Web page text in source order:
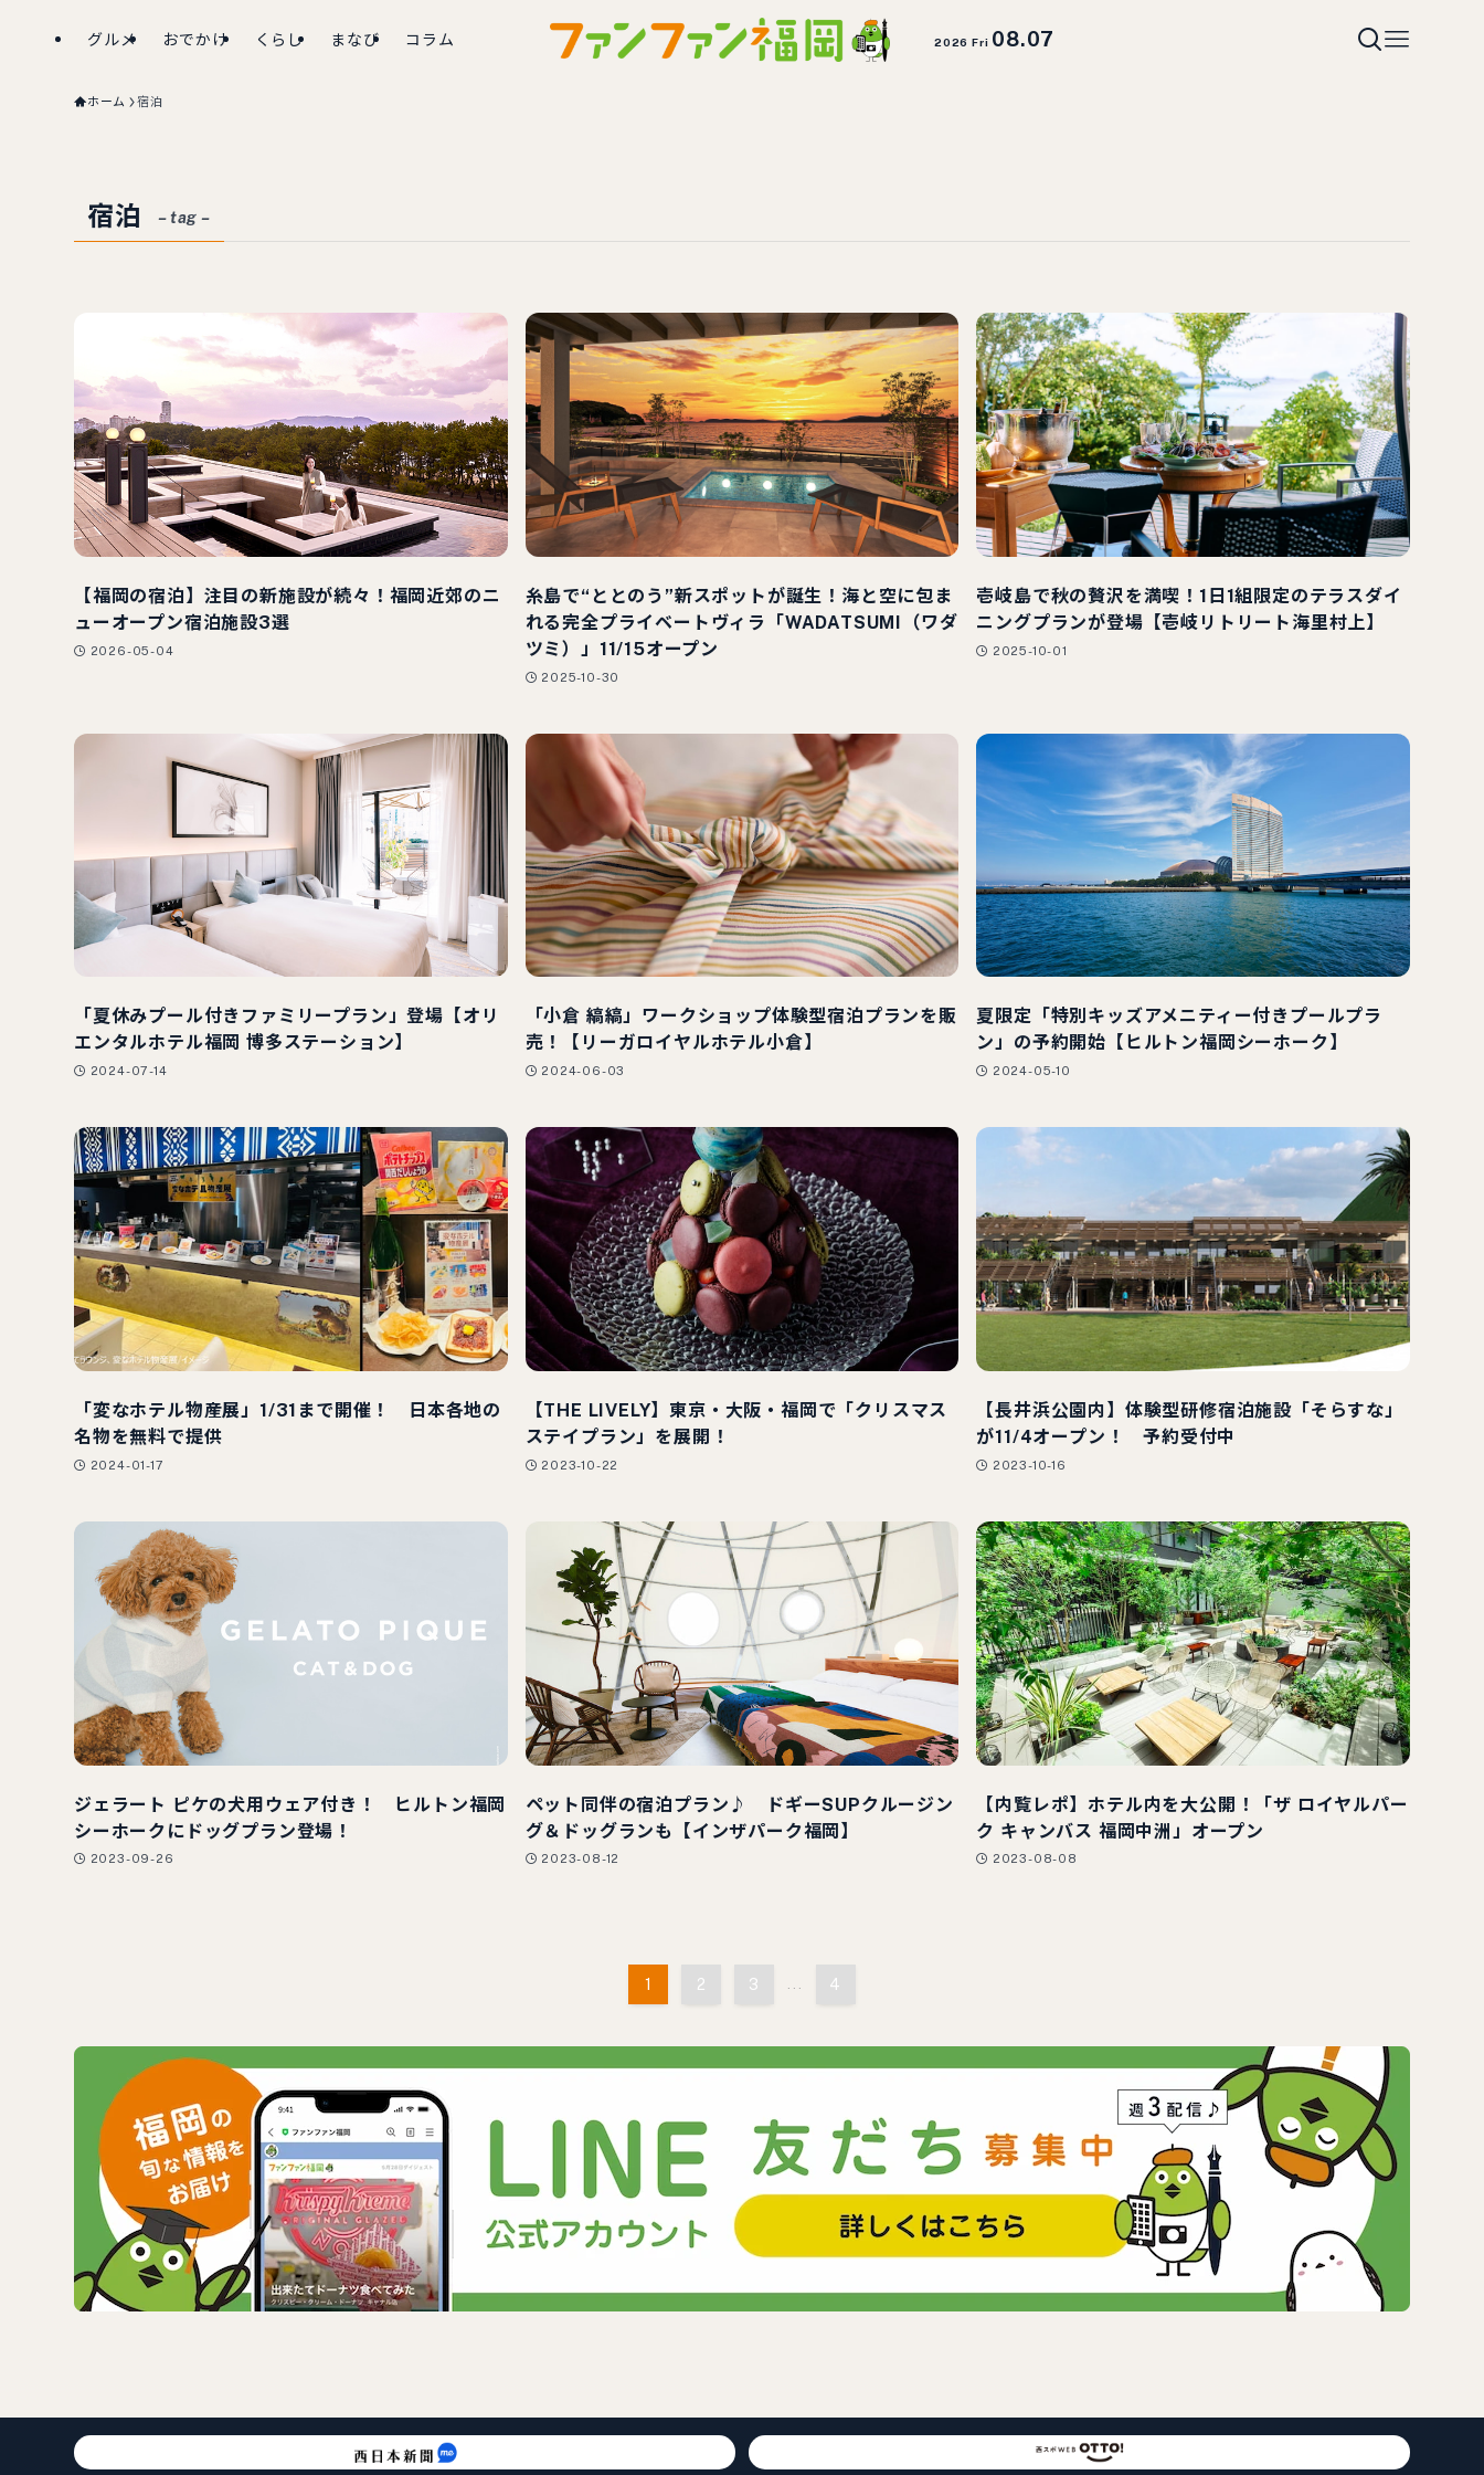
グルメ おでかけ くらし まなび コラム 2026 Fri 08.07
ホーム 宿泊
宿泊 – tag –
【福岡の宿泊】注目の新施設が続々！福岡近郊のニ
ューオープン宿泊施設3選
2026-05-04
糸島で“ととのう”新スポットが誕生！海と空に包ま
れる完全プライベートヴィラ「WADATSUMI（ワダ
ツミ）」11/15オープン
2025-10-30
壱岐島で秋の贅沢を満喫！1日1組限定のテラスダイ
ニングプランが登場【壱岐リトリート海里村上】
2025-10-01
「夏休みプール付きファミリープラン」登場【オリ
エンタルホテル福岡 博多ステーション】
2024-07-14
「小倉 縞縞」ワークショップ体験型宿泊プランを販
売！【リーガロイヤルホテル小倉】
2024-06-03
夏限定「特別キッズアメニティー付きプールプラ
ン」の予約開始【ヒルトン福岡シーホーク】
2024-05-10
「変なホテル物産展」1/31まで開催！ 日本各地の
名物を無料で提供
2024-01-17
【THE LIVELY】東京・大阪・福岡で「クリスマス
ステイプラン」を展開！
2023-10-22
【長井浜公園内】体験型研修宿泊施設「そらすな」
が11/4オープン！ 予約受付中
2023-10-16
ジェラート ピケの犬用ウェア付き！ ヒルトン福岡
シーホークにドッグプラン登場！
2023-09-26
ペット同伴の宿泊プラン♪ ドギーSUPクルージン
グ＆ドッグランも【インザパーク福岡】
2023-08-12
【内覧レポ】ホテル内を大公開！「ザ ロイヤルパー
ク キャンバス 福岡中洲」オープン
2023-08-08
1 2 3 ... 4